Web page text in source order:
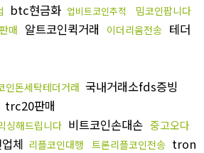
btc현금화 업비트코인추적 밈코인팝니다
매 알트코인퀵거래 이더리움전송 테더
인돈세탁테더거래 국내거래소fds증빙
trc20판매
싱해드립니다 비트코인손대손 중고오다
체 리플코인대행 트론리플코인전송 tron